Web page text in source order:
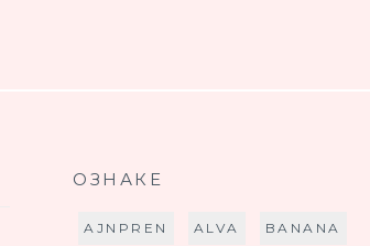
ОЗНАКЕ
AJNPREN ALVA BANANA